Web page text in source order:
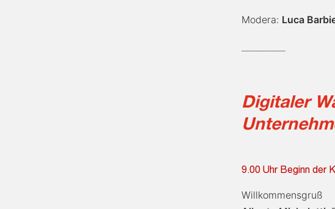
Modera: Luca
Digitaler
9.00 Uhr Beginn der
Willkommensgruß